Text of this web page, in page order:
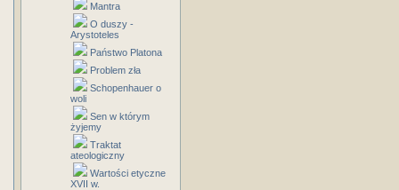
Mantra
O duszy -
Arystoteles
Państwo Platona
Problem zła
Schopenhauer o
woli
Sen w którym
żyjemy
Traktat
ateologiczny
Wartości etyczne
XVII w.